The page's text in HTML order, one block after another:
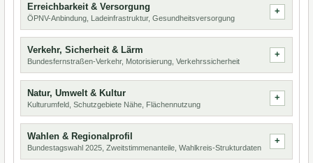
Erreichbarkeit & Versorgung
ÖPNV-Anbindung, Ladeinfrastruktur, Gesundheitsversorgung
Verkehr, Sicherheit & Lärm
Bundesfernstraßen-Verkehr, Motorisierung, Verkehrssicherheit
Natur, Umwelt & Kultur
Kulturumfeld, Schutzgebiete Nähe, Flächennutzung
Wahlen & Regionalprofil
Bundestagswahl 2025, Zweitstimmenanteile, Wahlkreis-Strukturdaten